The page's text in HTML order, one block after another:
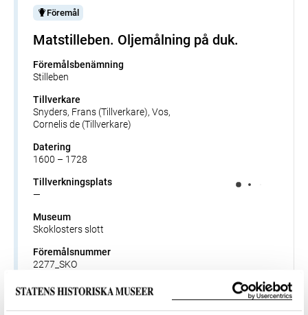
Föremål
Matstilleben. Oljemålning på duk.
Föremålsbenämning
Stilleben
Tillverkare
Snyders, Frans (Tillverkare), Vos,
Cornelis de (Tillverkare)
Datering
1600 – 1728
Tillverkningsplats
—
Museum
Skoklosters slott
Föremålsnummer
2277_SKO
Förvärvsnummer
—